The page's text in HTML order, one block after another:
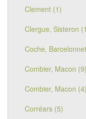
Clement (1)
Clergue, Sisteron
Coche,
Combier, Macon (9)
Combier, Macon (4)
Corréars (5)